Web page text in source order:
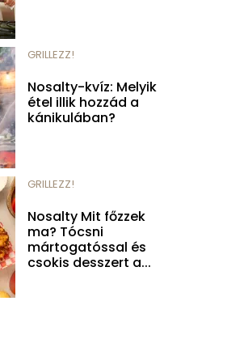
GRILLEZZ!
Nosalty-kvíz: Melyik
étel illik hozzád a
kánikulában?
GRILLEZZ!
Nosalty Mit főzzek
ma? Tócsni
mártogatóssal és
csokis desszert a...